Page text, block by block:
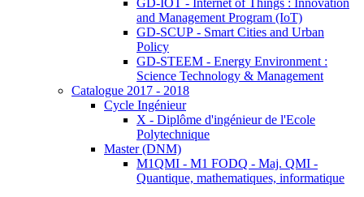
GD-IOT - Internet of Things : Innovation
and Management Program (IoT)
GD-SCUP - Smart Cities and Urban
Policy
GD-STEEM - Energy Environment :
Science Technology & Management
Catalogue 2017 - 2018
Cycle Ingénieur
X - Diplôme d'ingénieur de l'Ecole
Polytechnique
Master (DNM)
M1QMI - M1 FODQ - Maj. QMI -
Quantique, mathematiques, informatique